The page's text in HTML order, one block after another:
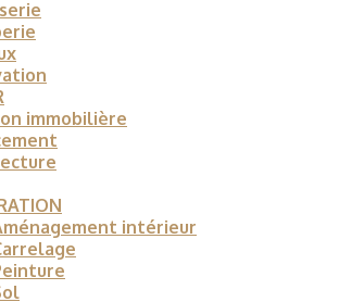
immobilière
intérieur